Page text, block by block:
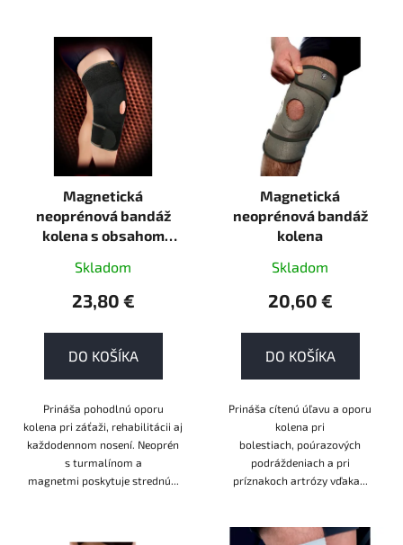
Magnetická
neoprénová bandáž
kolena s obsahom
Skladom
23,80 €
DO KOŠÍKA
Prináša pohodlnú oporu
kolena pri záťaži, rehabilitácii aj
každodennom nosení. Neoprén
s turmalínom a
magnetmi poskytuje strednú...
Magnetická
neoprénová bandáž
kolena
Skladom
20,60 €
DO KOŠÍKA
Prináša cítenú úľavu a oporu
kolena pri
bolestiach, poúrazových
podráždeniach a pri
príznakoch artrózy vďaka...